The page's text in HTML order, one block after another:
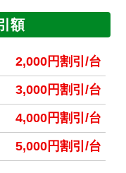
額
2,000円割引/台
3,000円割引/台
4,000円割引/台
5,000円割引/台